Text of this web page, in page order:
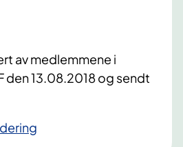
av medlemmene i
den 13.08.2018 og sendt